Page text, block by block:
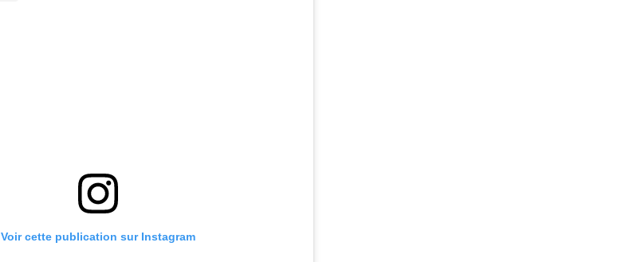
Voir cette publication sur Instagram